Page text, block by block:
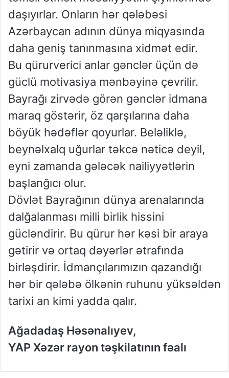
daşıyırlar. Onların hər qələbəsi
Azərbaycan adının dünya miqyasında
daha geniş tanınmasına xidmət edir.
Bu qürurverici anlar gənclər üçün də
güclü motivasiya mənbəyinə çevrilir.
Bayrağı zirvədə görən gənclər idmana
maraq göstərir, öz qarşılarına daha
böyük hədəflər qoyurlar. Beləliklə,
beynəlxalq uğurlar təkcə nəticə deyil,
eyni zamanda gələcək nailiyyətlərin
başlanğıcı olur.
Dövlət Bayrağının dünya arenalarında
dalğalanması milli birlik hissini
gücləndirir. Bu qürur hər kəsi bir araya
gətirir və ortaq dəyərlər ətrafında
birləşdirir. İdmançılarımızın qazandığı
hər bir qələbə ölkənin ruhunu yüksəldən
tarixi an kimi yadda qalır.
Ağadadaş Həsənalıyev,
YAP Xəzər rayon təşkilatının fəalı